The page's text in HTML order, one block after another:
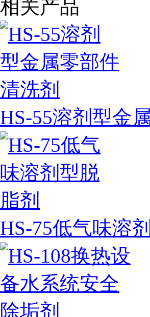
相关产品
HS-55溶剂型金
HS-75低气味溶